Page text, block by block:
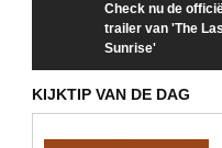
Check nu de
trailer van 'The
Sunrise'
KIJKTIP VAN DE DAG